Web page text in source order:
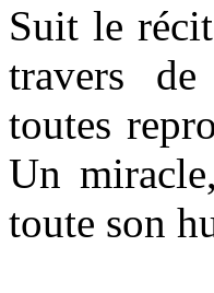
Suit le
travers
toutes
Un
toute son